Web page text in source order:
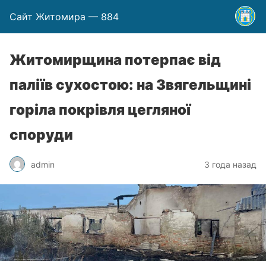
Сайт Житомира — 884
Житомирщина потерпає від
паліїв сухостою: на Звягельщині
горіла покрівля цегляної
споруди
admin 3 года назад